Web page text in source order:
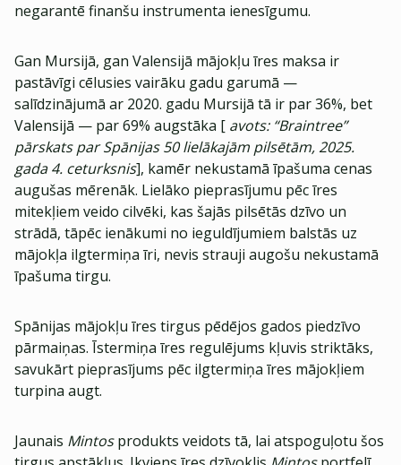
negarantē finanšu instrumenta ienesīgumu.
Gan Mursijā, gan Valensijā mājokļu īres maksa ir
pastāvīgi cēlusies vairāku gadu garumā —
salīdzinājumā ar 2020. gadu Mursijā tā ir par 36%, bet
Valensijā — par 69% augstāka [ avots: “Braintree”
pārskats par Spānijas 50 lielākajām pilsētām, 2025.
gada 4. ceturksnis], kamēr nekustamā īpašuma cenas
augušas mērenāk. Lielāko pieprasījumu pēc īres
mitekļiem veido cilvēki, kas šajās pilsētās dzīvo un
strādā, tāpēc ienākumi no ieguldījumiem balstās uz
mājokļa ilgtermiņa īri, nevis strauji augošu nekustamā
īpašuma tirgu.
Spānijas mājokļu īres tirgus pēdējos gados piedzīvo
pārmaiņas. Īstermiņa īres regulējums kļuvis striktāks,
savukārt pieprasījums pēc ilgtermiņa īres mājokļiem
turpina augt.
Jaunais Mintosprodukts veidots tā, lai atspoguļotu šos